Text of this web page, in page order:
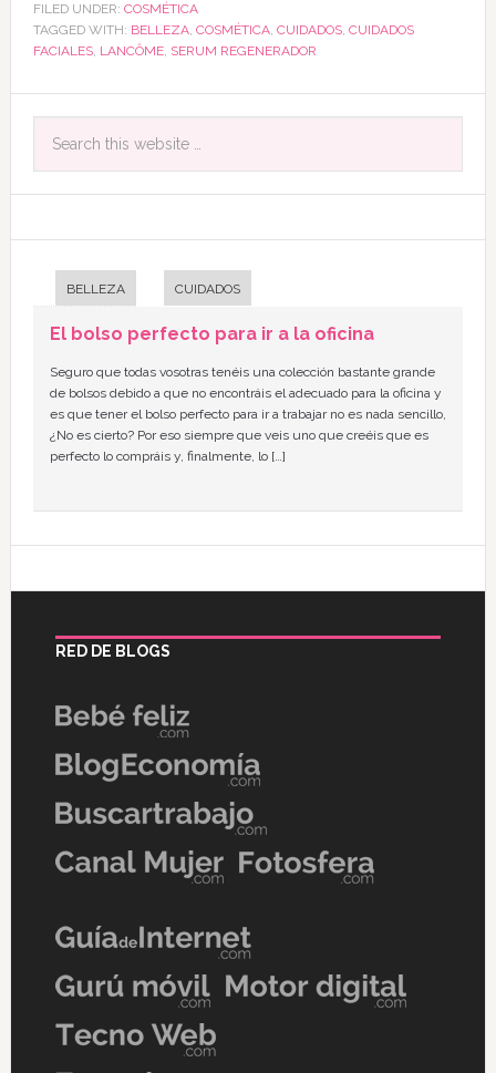
FILED UNDER: COSMÉTICA
TAGGED WITH: BELLEZA, COSMÉTICA, CUIDADOS, CUIDADOS
FACIALES, LANCÔME, SERUM REGENERADOR
BELLEZA CUIDADOS
El bolso perfecto para ir a la oficina
Seguro que todas vosotras tenéis una colección bastante grande
de bolsos debido a que no encontráis el adecuado para la oficina y
es que tener el bolso perfecto para ir a trabajar no es nada sencillo,
¿No es cierto? Por eso siempre que veis uno que creéis que es
perfecto lo compráis y, finalmente, lo […]
RED DE BLOGS